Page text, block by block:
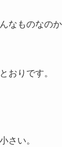
なものなの
おりです。
さい。